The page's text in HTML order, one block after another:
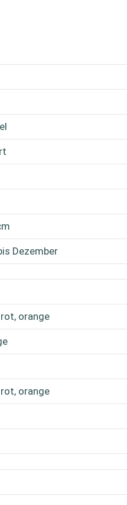
Dezember
orange
orange